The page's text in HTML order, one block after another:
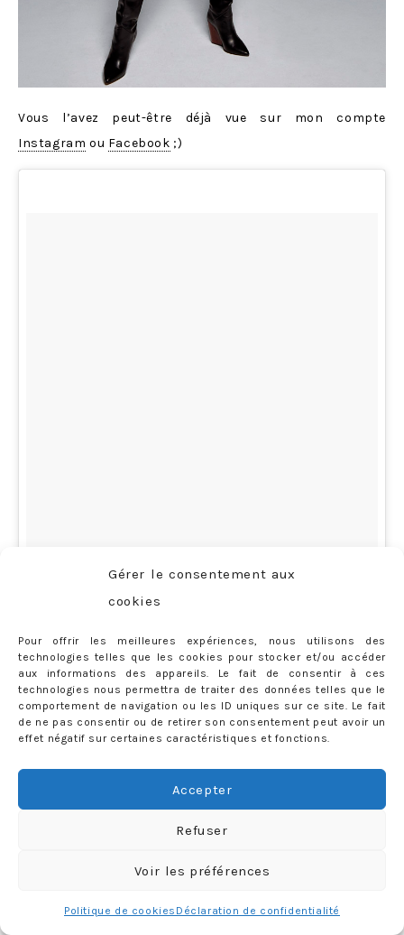
Gérer le consentement aux
cookies
Pour offrir les meilleures expériences, nous utilisons des
technologies telles que les cookies pour stocker et/ou accéder
aux informations des appareils. Le fait de consentir à ces
technologies nous permettra de traiter des données telles que le
comportement de navigation ou les ID uniques sur ce site. Le fait
de ne pas consentir ou de retirer son consentement peut avoir un
effet négatif sur certaines caractéristiques et fonctions.
Accepter
Refuser
Voir les préférences
Politique de cookies Déclaration de confidentialité
Vous l’avez peut-être déjà vue sur mon compte
Instagram ou Facebook ;)
Didn’t want to go to the pre-sell. Went. Bought stuff.
#KenzoXHM
Une photo publiée par Priscilla Rossi (@mercredieblog) le
Elle me plaît beaucoup, je me demande si je la porterai
vraiment, je me donne encore quelques jours pour
extravagantes) sont extrêmement qualitatives (tissus
lourds, broderies soignées… bref un vrai plaisir pour